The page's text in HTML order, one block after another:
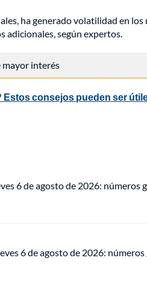
ha generado volatilidad en
adicionales, según expertos.
mayor interés
Estos consejos pueden ser
6 de agosto de 2026: números
6 de agosto de 2026: números